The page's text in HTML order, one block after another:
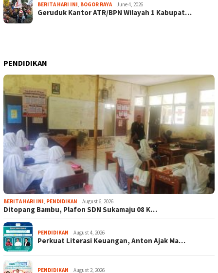
BERITA HARI INI BOGOR RAYA June 4, 2026
Geruduk Kantor ATR/BPN Wilayah 1 Kabupat…
PENDIDIKAN
BERITA HARI INI, PENDIDIKAN August 6, 2026
Ditopang Bambu, Plafon SDN Sukamaju 08 K…
PENDIDIKAN August 4, 2026
Perkuat Literasi Keuangan, Anton Ajak Ma…
PENDIDIKAN August 2, 2026